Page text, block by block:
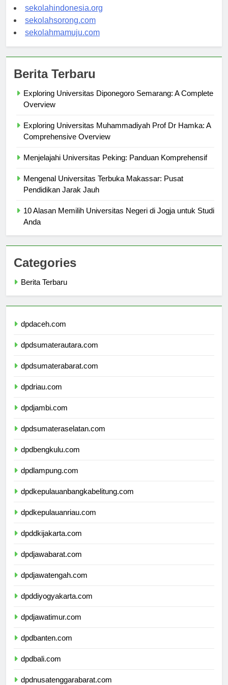
sekolahsalor.com
sekolahindonesia.org
sekolahsorong.com
Exploring Universitas Diponegoro Semarang: A Complete
Exploring Universitas Muhammadiyah Prof Dr Hamka: A
Mengenal Universitas Terbuka Makassar: Pusat
10 Alasan Memilih Universitas Negeri di Jogja untuk Studi
Categories